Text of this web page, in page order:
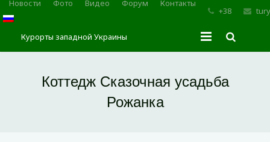
Новости Фото Видео Форум Контакты
+38
Курорты западной Украины
Коттедж Сказочная усадьба
Рожанка